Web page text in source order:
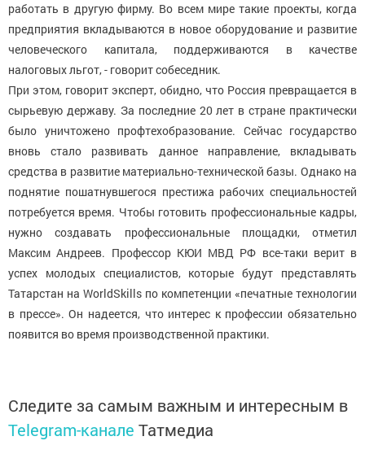
работать в другую фирму. Во всем мире такие проекты, когда
предприятия вкладываются в новое оборудование и развитие
человеческого капитала, поддерживаются в качестве
налоговых льгот, - говорит собеседник.
При этом, говорит эксперт, обидно, что Россия превращается в
сырьевую державу. За последние 20 лет в стране практически
было уничтожено профтехобразование. Сейчас государство
вновь стало развивать данное направление, вкладывать
средства в развитие материально-технической базы. Однако на
поднятие пошатнувшегося престижа рабочих специальностей
потребуется время. Чтобы готовить профессиональные кадры,
нужно создавать профессиональные площадки, отметил
Максим Андреев. Профессор КЮИ МВД РФ все-таки верит в
успех молодых специалистов, которые будут представлять
Татарстан на WorldSkills по компетенции «печатные технологии
в прессе». Он надеется, что интерес к профессии обязательно
появится во время производственной практики.
Следите за самым важным и интересным в
Telegram-канале Татмедиа